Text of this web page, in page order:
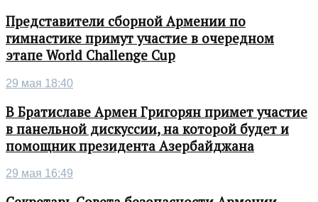
Представители сборной Армении по
гимнастике примут участие в очередном
этапе World Challenge Cup
29 мая 18:40
В Братиславе Армен Григорян примет участие
в панельной дискуссии, на которой будет и
помощник президента Азербайджана
29 мая 16:49